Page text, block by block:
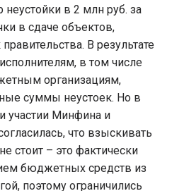
в 2 млн руб. за
в сдаче объектов,
В результате
в том числе
организациям,
суммы неустоек. Но в
участии Минфина и
что взыскивать
стоит – это фактически
бюджетных средств из
поэтому ограничились